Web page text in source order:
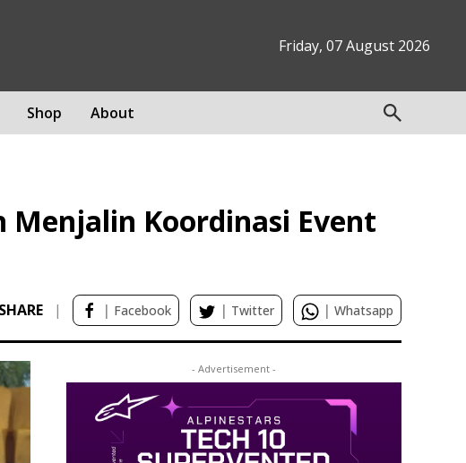
Friday, 07 August 2026
Shop About
Menjalin Koordinasi Event
SHARE | | Facebook | Twitter | Whatsapp
- Advertisement -